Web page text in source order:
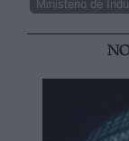
Ministerio de